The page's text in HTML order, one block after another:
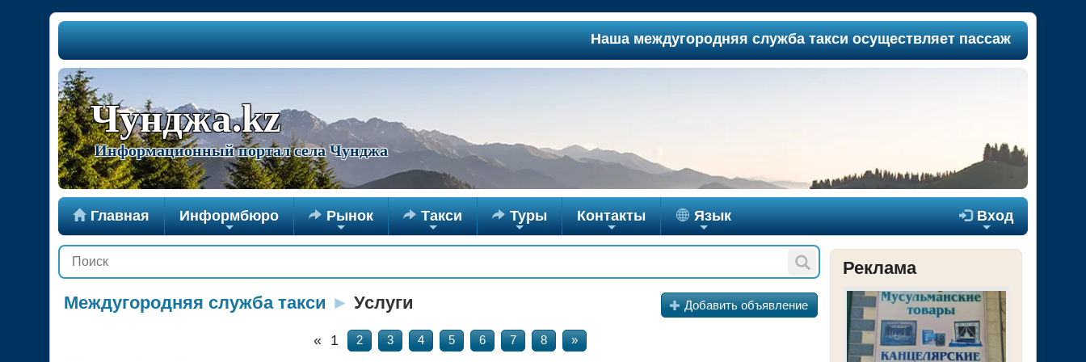
Наша междугородняя служба такси осуществляет пассажироперевозки
Чунджа.kz
Информационный портал села Чунджа
 Главная
+
Информбюро
+
 Рынок
+
 Такси
+
 Туры
+
Контакты
+
Язык  Вход
Междугородняя служба такси ► Услуги + Добавить объявление
« 1 2 3 4 5 6 7 8 »
Реклама